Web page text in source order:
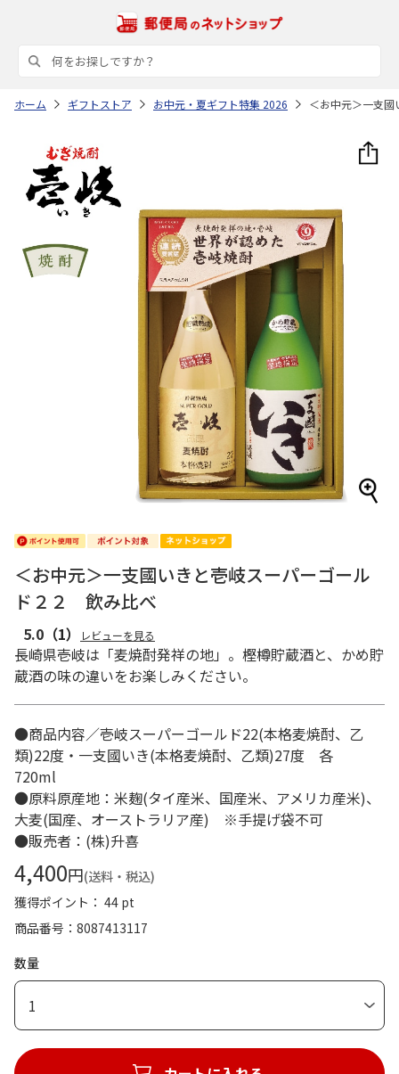
ホーム ギフトストア お中元・夏ギフト特集 2026 ＜お中元＞一支
＜お中元＞一支國いきと壱岐スーパーゴール
ド２２ 飲み比べ
5.0 （1） レビューを見る
長崎県壱岐は「麦焼酎発祥の地」。樫樽貯蔵酒と、かめ貯
蔵酒の味の違いをお楽しみください。
●商品内容／壱岐スーパーゴールド22(本格麦焼酎、乙
類)22度・一支國いき(本格麦焼酎、乙類)27度 各
720ml
●原料原産地：米麹(タイ産米、国産米、アメリカ産米)、
大麦(国産、オーストラリア産) ※手提げ袋不可
●販売者：(株)升喜
4,400円(送料・税込)
獲得ポイント： 44 pt
商品番号
8087413117
数量
1